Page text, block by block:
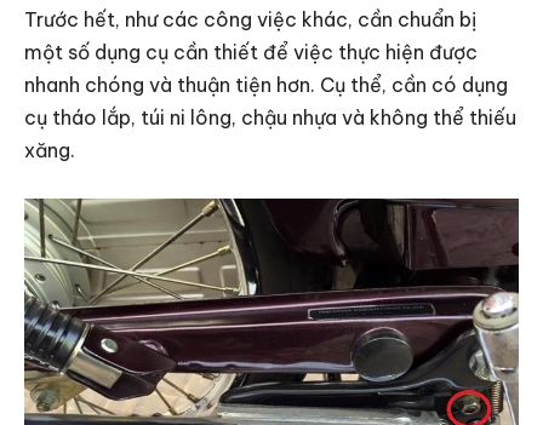
Trước hết, như các công việc khác, cần chuẩn bị
một số dụng cụ cần thiết để việc thực hiện được
nhanh chóng và thuận tiện hơn. Cụ thể, cần có dụng
cụ tháo lắp, túi ni lông, chậu nhựa và không thể thiếu
xăng.